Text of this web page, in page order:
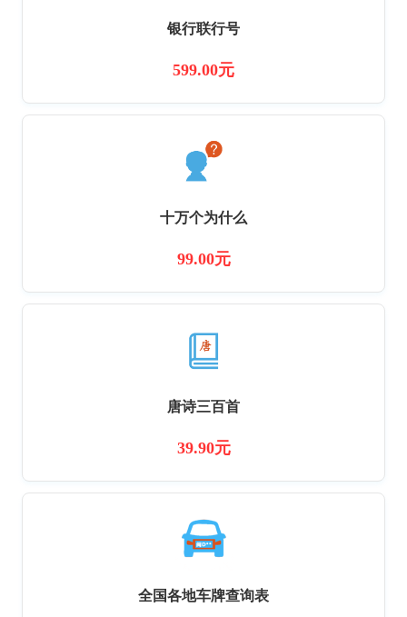
银行联行号
599.00元
十万个为什么
99.00元
唐诗三百首
39.90元
全国各地车牌查询表